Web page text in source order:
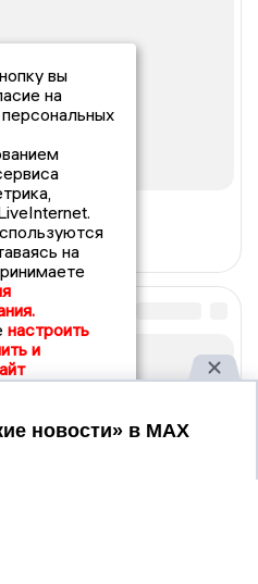
вы
на
на
настроить
и